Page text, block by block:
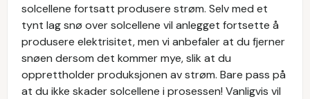
solcellene fortsatt produsere strøm. Selv med et
tynt lag snø over solcellene vil anlegget fortsette å
produsere elektrisitet, men vi anbefaler at du fjerner
snøen dersom det kommer mye, slik at du
opprettholder produksjonen av strøm. Bare pass på
at du ikke skader solcellene i prosessen! Vanligvis vil